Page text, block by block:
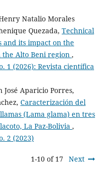
Natalio Morales
Quezada, Technical
its impact on the
Alto Beni region ,
1 (2026): Revista científica
José Aparicio Porres,
Caracterización del
(Lama glama) en tres
La Paz-Bolivia ,
2 (2023)
1-10 of 17 Next